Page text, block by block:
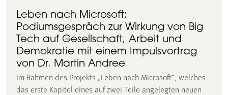
Leben nach Microsoft:
Podiumsgespräch zur Wirkung von Big
Tech auf Gesellschaft, Arbeit und
Demokratie mit einem Impulsvortrag
von Dr. Martin Andree
Im Rahmen des Projekts „Leben nach Microsoft“, welches
das erste Kapitel eines auf zwei Teile angelegten neuen